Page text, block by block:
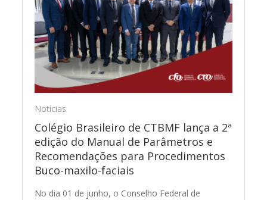
Notícias
Colégio Brasileiro de CTBMF lança a 2ª
edição do Manual de Parâmetros e
Recomendações para Procedimentos
Buco-maxilo-faciais
No dia 01 de junho, o Conselho Federal de